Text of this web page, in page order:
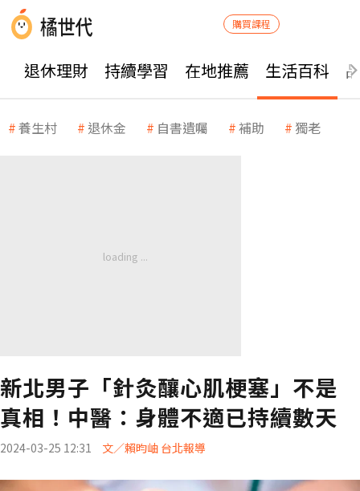
購買課程
退休理財 持續學習 在地推薦 生活百科
養生村 退休金 自書遺囑 補助 獨老
新北男子「針灸釀心肌梗塞」不是
真相！中醫：身體不適已持續數天
2024-03-25 12:31 文／賴昀岫 台北報導